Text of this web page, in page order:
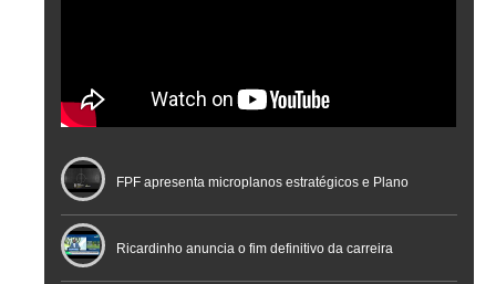
FPF apresenta microplanos estratégicos e Plano
Nacional de Arbitragem
Ricardinho anuncia o fim definitivo da carreira